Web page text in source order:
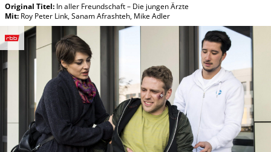
Original Titel: In aller Freundschaft – Die jungen Ärzte
Mit: Roy Peter Link,Sanam Afrashteh, Mike Adler